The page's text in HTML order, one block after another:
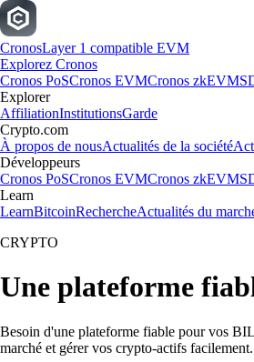
CronosLayer 1 compatible EVM
Explorez Cronos
Cronos PoSCronos EVMCronos zkEVM
Explorer
AffiliationInstitutionsGarde
Crypto.com
À propos de nousActualités de la société
Développeurs
Cronos PoSCronos EVMCronos zkEVM
Learn
LearnBitcoinRechercheActualités du
CRYPTO
Une plateforme
Besoin d'une plateforme fiable pour vos
marché et gérer vos crypto-actifs facilement.